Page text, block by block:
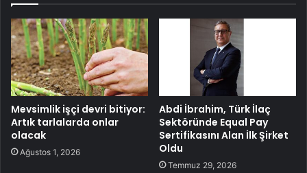
Mevsimlik işçi devri bitiyor:
Artık tarlalarda onlar
olacak
Ağustos 1, 2026
Abdi İbrahim, Türk İlaç
Sektöründe Equal Pay
Sertifikasını Alan İlk Şirket
Oldu
Temmuz 29, 2026